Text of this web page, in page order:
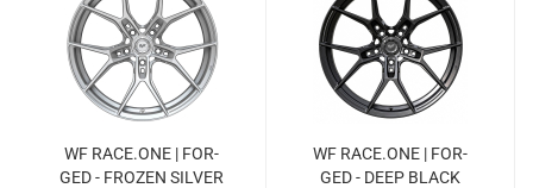
WF RACE.ONE | FOR­
GED - FRO­ZEN SIL­VER
WF RACE.ONE | FOR­
GED - DEEP BLACK